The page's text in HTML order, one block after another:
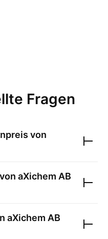
Fragen
von
aXichem AB
aXichem AB